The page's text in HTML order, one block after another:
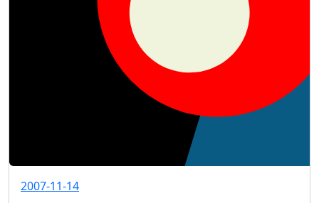
2007-11-14